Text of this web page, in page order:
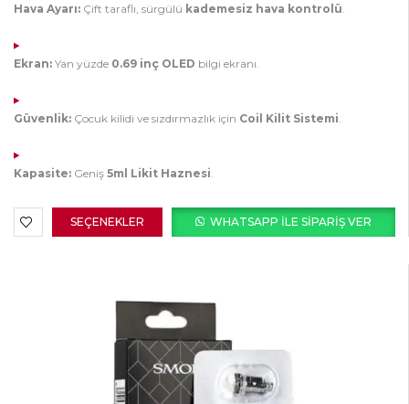
Hava Ayarı: Çift taraflı, sürgülü kademesiz hava kontrolü
Ekran: Yan yüzde 0.69 inç OLED bilgi ekranı.
Güvenlik: Çocuk kilidi ve sızdırmazlık için Coil Kilit Sistemi
Kapasite: Geniş 5ml Likit Haznesi
SEÇENEKLER WHATSAPP ILE SIPARIŞ VER